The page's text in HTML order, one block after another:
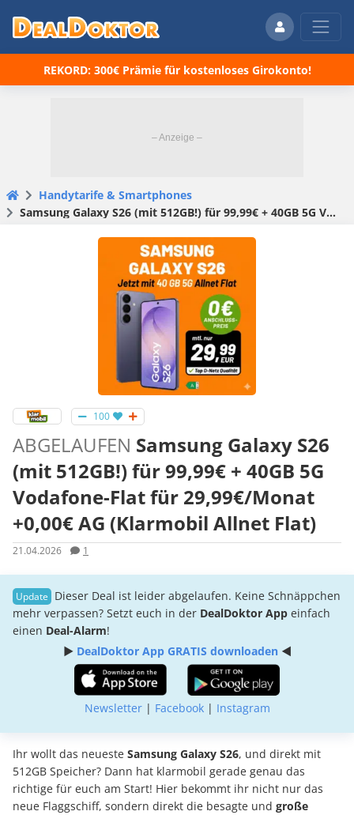
REKORD: 300€ Prämie für kostenloses Girokonto!
Handytarife & Smartphones
Samsung Galaxy S26 (mit 512GB!) für 99,99€ + 40GB 5G Vodafone-Flat für 29,99€/Monat +0,00€ AG (Klarmobil Allnet Flat)
100
ABGELAUFEN Samsung Galaxy S26
(mit 512GB!) für 99,99€ + 40GB 5G
Vodafone-Flat für 29,99€/Monat
+0,00€ AG (Klarmobil Allnet Flat)
21.04.2026 1
Dieser Deal ist leider abgelaufen. Keine Schnäppchen
mehr verpassen? Setzt euch in der DealDoktor App einfach
einen Deal-Alarm!
► DealDoktor App GRATIS downloaden◄
Newsletter| Facebook| Instagram
Ihr wollt das neueste Samsung Galaxy S26, und direkt mit
512GB Speicher? Dann hat klarmobil gerade genau das
richtige für euch am Start! Hier bekommt ihr nicht nur das
neue Flaggschiff, sondern direkt die besagte und große